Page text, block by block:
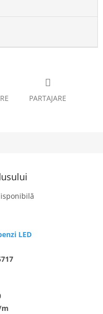
PARTAJARE
LED
m